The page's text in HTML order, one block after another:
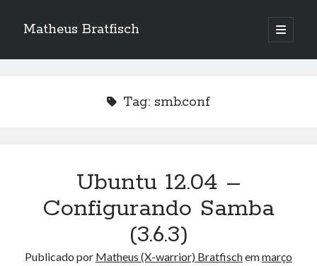
Matheus Bratfisch
abrir
o
Barra
1 2
4 5 6 7 8 9
14 15 16
17 18 19 20 21 22 23
Tag: smb.conf
Ubuntu 12.04 –
Configurando Samba
(3.6.3)
Publicado por Matheus (X-warrior) Bratfischemmarço